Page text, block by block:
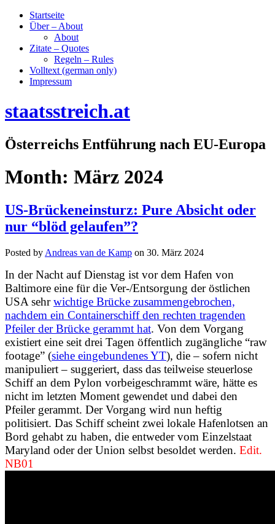
Startseite
Über – About
About
Zitate – Quotes
Regeln – Rules
Volltext (german only)
Impressum
staatsstreich.at
Österreichs Entführung nach EU-Europa
Month: März 2024
US-Brückeneinsturz: Pure Absicht oder
nur “blöd gelaufen”?
Posted by Andreas van de Kamp on 30. März 2024
In der Nacht auf Dienstag ist vor dem Hafen von
Baltimore eine für die Ver-/Entsorgung der östlichen
USA sehrwichtige Brücke zusammengebrochen,
nachdem ein Containerschiff den rechten tragenden
Pfeiler der Brücke gerammt hat. Von dem Vorgang
existiert eine seit drei Tagen öffentlich zugängliche “raw
footage” (siehe eingebundenes YT), die – sofern nicht
manipuliert – suggeriert, dass das teilweise steuerlose
Schiff an dem Pylon vorbeigeschrammt wäre, hätte es
nicht im letzten Moment gewendet und dabei den
Pfeiler gerammt. Der Vorgang wird nun heftig
politisiert. Das Schiff scheint zwei lokale Hafenlotsen an
Bord gehabt zu haben, die entweder vom Einzelstaat
Maryland oder der Union selbst besoldet werden. Edit.
NB01